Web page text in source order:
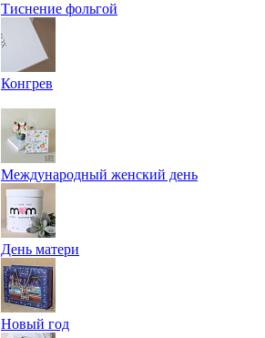
Тиснение фольгой
Конгрев
Международный женский день
День матери
Новый год